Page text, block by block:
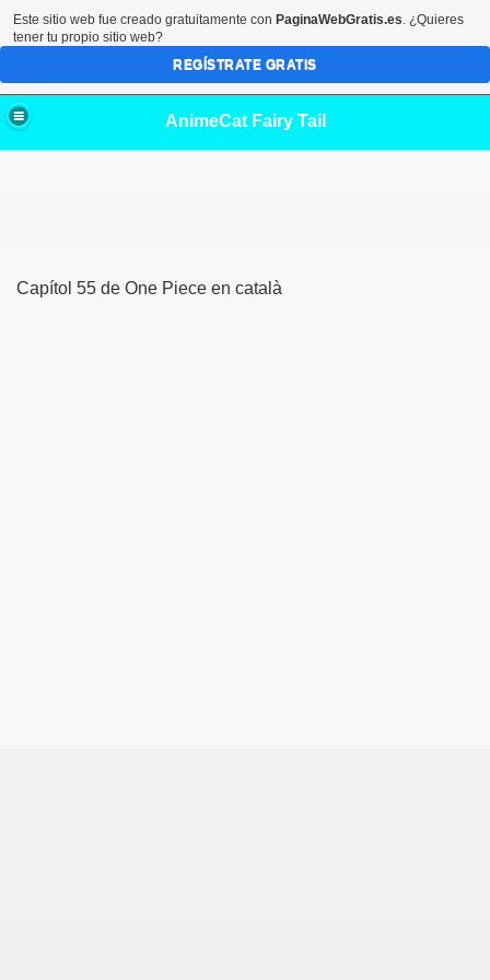
AnimeCat Fairy Tail
Capítol 55 de One Piece en català
Este sitio web fue creado gratuitamente con PaginaWebGratis.es. ¿Quieres
tener tu propio sitio web?
REGÍSTRATE GRATIS